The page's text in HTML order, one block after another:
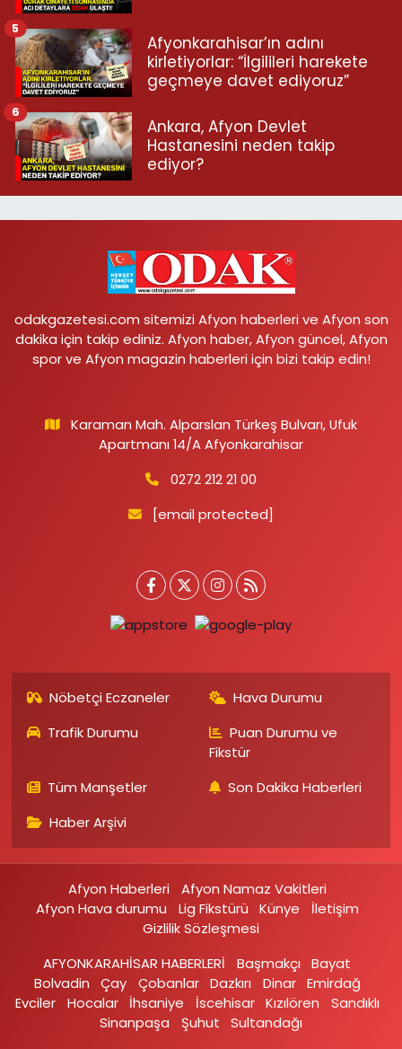
Afyonkarahisar’ın adını
kirletiyorlar: “İlgilileri harekete
geçmeye davet ediyoruz”
5
Ankara, Afyon Devlet
Hastanesini neden takip
ediyor?
6
odakgazetesi.com sitemizi Afyon haberleri ve Afyon son
dakika için takip ediniz. Afyon haber, Afyon güncel, Afyon
spor ve Afyon magazin haberleri için bizi takip edin!
Karaman Mah. Alparslan Türkeş Bulvarı, Ufuk
Apartmanı 14/A Afyonkarahisar
0272 212 21 00
[email protected]
Nöbetçi Eczaneler
Hava Durumu
Trafik Durumu
Puan Durumu ve
Fikstür
Tüm Manşetler
Son Dakika Haberleri
Haber Arşivi
Afyon Haberleri
Afyon Namaz Vakitleri
Afyon Hava durumu
Lig Fikstürü Künye
İletişim
Gizlilik Sözleşmesi
AFYONKARAHİSAR HABERLERİ
Başmakçı
Bayat
Bolvadin
Çay Çobanlar Dazkırı Dinar Emirdağ‎
Evciler‎
Hocalar İhsaniye‎ İscehisar Kızılören‎
Sandıklı‎
Sinanpaşa
Şuhut Sultandağı